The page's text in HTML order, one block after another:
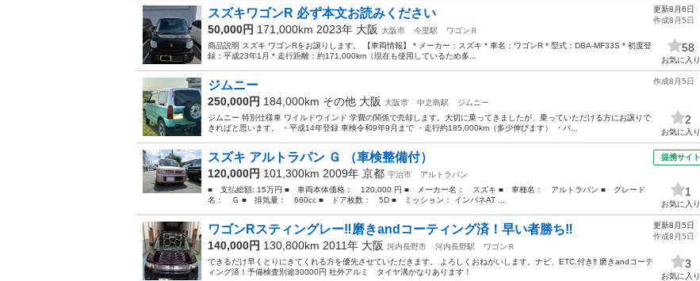
スズキワゴンR 必ず本文お読みください
50,000円 171,000km 2023年 大阪 大阪市 今里駅
ワゴンＲ
商品説明 スズキ ワゴンRをお譲りします。 【車両情報】 * メーカー：スズキ * 車名：ワゴンR * 型式：DBA-MF33S * 初度登
録：平成23年1月 * 走行距離：約171,000km（現在も使用しているため多...
更新8月6日
作成8月5日
58
お気に入り
ジムニー
250,000円 184,000km その他 大阪 大阪市 中之島駅
ジムニー
ジムニー 特別仕様車 ワイルドウインド 学費の関係で売却します。大切に乗ってきましたが、乗っていただける方にお譲りで
きればと思います。 ・平成14年登録 車検令和9年9月まで ・走行約185,000km（多少伸びます） ・パ...
作成8月5日
2
お気に入り
スズキ アルトラパン Ｇ （車検整備付）
120,000円 101,300km 2009年 京都 宇治市
アルトラパン
■ 支払総額: 15万円 ■ 車両本体価格： 120,000 円 ■ メーカー名： スズキ ■ 車種名： アルトラパン ■ グレード
名： Ｇ ■ 排気量： 660cc ■ ドア枚数： 5D ■ ミッション： インパネAT ...
提携サイト
1
お気に入り
ワゴンRスティングレー‼️磨きandコーティング済！早い者勝ち‼️
140,000円 130,800km 2011年 大阪 河内長野市 河内長野駅
ワゴンＲ
できるだけ早くとりにきてくれる方を優先させていただきます。 よろしくおねがいします。ナビ、ETC.付き‼️ 磨きandコーテ
ィング済！予備検査別途30000円 社外アルミ タイヤ溝かなりあります！
更新8月5日
作成8月5日
3
お気に入り